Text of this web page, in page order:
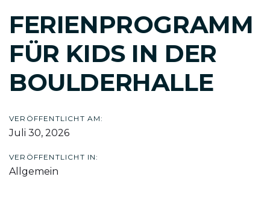
FERIENPROGRAMM
FÜR KIDS IN DER
BOULDERHALLE
VERÖFFENTLICHT AM:
Juli 30, 2026
VERÖFFENTLICHT IN:
Allgemein
Beitragsnavigation